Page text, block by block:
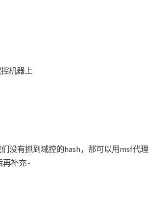
机器上
没有抓到域控的hash，那可以用msf代理
再补充~